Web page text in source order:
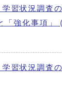
学習状況調査
「強化事項」
学習状況調査